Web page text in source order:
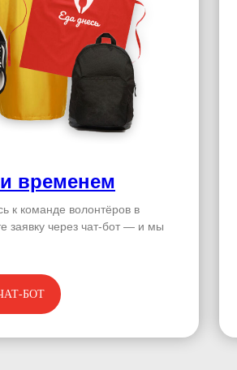
временем
к команде волонтёров в
заявку через чат-бот — и мы
БОТ